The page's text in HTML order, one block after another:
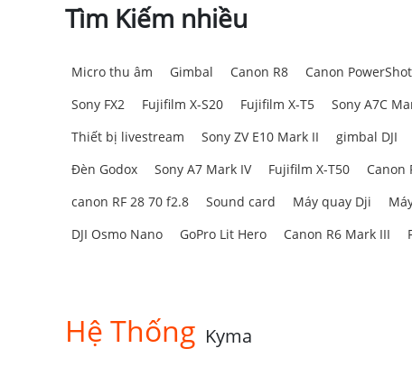
Tìm Kiếm nhiều
Micro thu âm Gimbal Canon R8 Canon PowerShot
Sony FX2
Fujifilm X-S20 Fujifilm X-T5 Sony A7C
Thiết bị livestream
Sony ZV E10 Mark II gimbal DJI
Đèn Godox
Sony A7 Mark IV Fujifilm X-T50 Canon
canon RF 28 70 f2.8
Sound card Máy quay Dji
DJI Osmo Nano
GoPro Lit Hero Canon R6 Mark III
Hệ Thống Kyma